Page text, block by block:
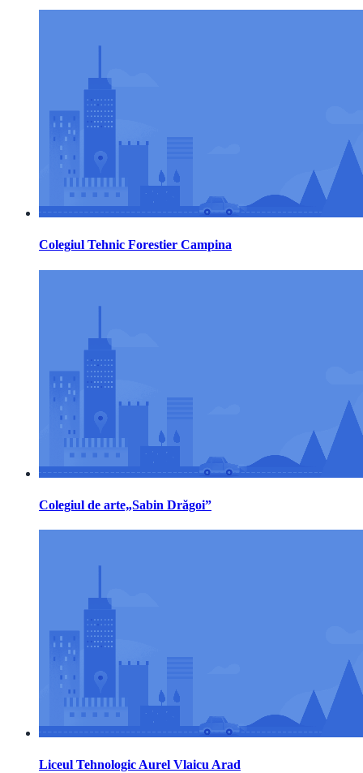
Colegiul Tehnic Forestier Campina
Colegiul de arte„Sabin Drăgoi”
Liceul Tehnologic Aurel Vlaicu Arad